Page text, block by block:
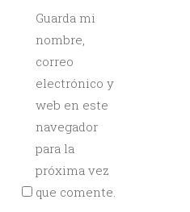
Guarda mi
nombre,
correo
electrónico y
web en este
navegador
para la
próxima vez
que comente.